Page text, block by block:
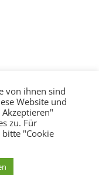
von ihnen sind
Website und
zu. Für
bitte "Cookie